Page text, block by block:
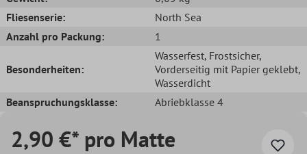
Fliesenserie:
North Sea
Anzahl pro Packung:
1
Besonderheiten:
Wasserfest, Frostsicher,
Vorderseitig mit Papier geklebt,
Wasserdicht
Beanspruchungsklasse:
Abriebklasse 4
2,90 €* pro Matte